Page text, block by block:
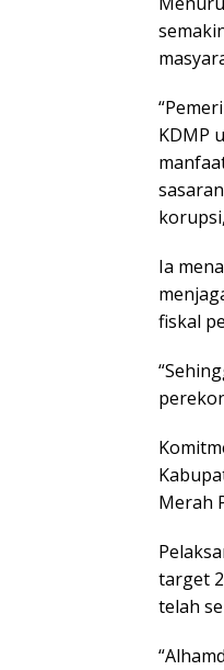
KDMP
Ia
fiskal
Merah
target
telah